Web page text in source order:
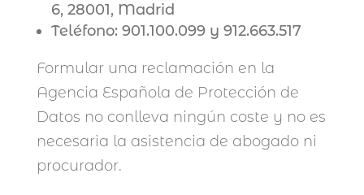
6, 28001, Madrid
Teléfono: 901.100.099 y 912.663.517
Formular una reclamación en la
Agencia Española de Protección de
Datos no conlleva ningún coste y no es
necesaria la asistencia de abogado ni
procurador.